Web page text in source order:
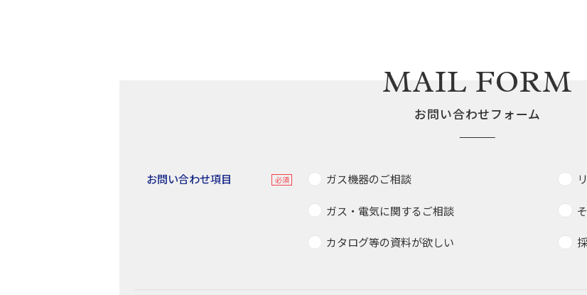
MAIL FORM
お問い合わせフォーム
お問い合わせ項目 ガス機器のご相談
ガス・電気に関するご相談
カタログ等の資料が欲しい